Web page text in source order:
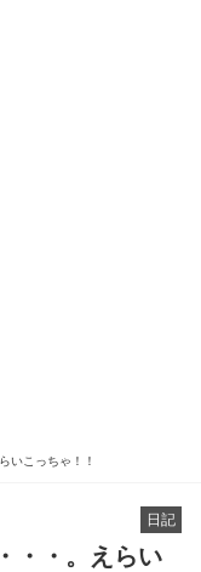
いこっちゃ！！
日記
・・。えらい